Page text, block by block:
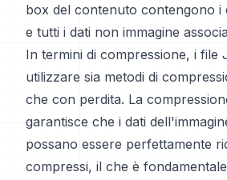
box del contenuto contengono i
e tutti i dati non immagine
In termini di compressione, i file
utilizzare sia metodi di
che con perdita. La
garantisce che i dati
possano essere perfettamente
compressi, il che è